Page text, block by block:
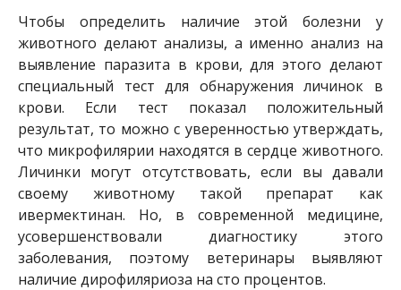
Чтобы определить наличие этой болезни у
животного делают анализы, а именно анализ на
выявление паразита в крови, для этого делают
специальный тест для обнаружения личинок в
крови. Если тест показал положительный
результат, то можно с уверенностью утверждать,
что микрофилярии находятся в сердце животного.
Личинки могут отсутствовать, если вы давали
своему животному такой препарат как
ивермектинан. Но, в современной медицине,
усовершенствовали диагностику этого
заболевания, поэтому ветеринары выявляют
наличие дирофиляриоза на сто процентов.